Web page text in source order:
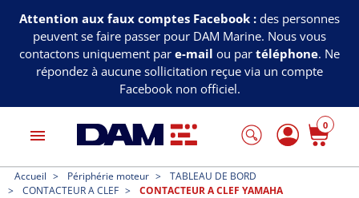
Attention aux faux comptes Facebook : des personnes
peuvent se faire passer pour DAM Marine. Nous vous
contactons uniquement par e-mail ou par téléphone. Ne
répondez à aucune sollicitation reçue via un compte
Facebook non officiel.
menu
0
Accueil Périphérie moteur
TABLEAU DE BORD
CONTACTEUR A CLEF
CONTACTEUR A CLEF YAMAHA